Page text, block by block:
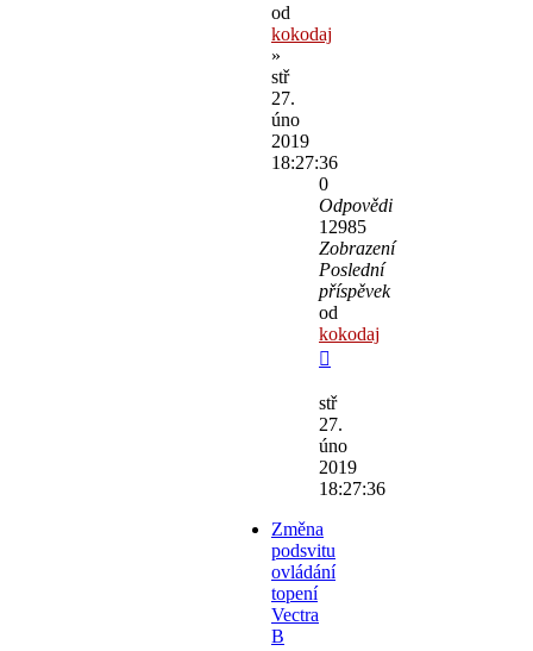
od
kokodaj
»
stř
27.
úno
2019
18:27:36
0
Odpovědi
12985
Zobrazení
Poslední
příspěvek
od
kokodaj
stř
27.
úno
2019
18:27:36
Změna
podsvitu
ovládání
topení
Vectra
B